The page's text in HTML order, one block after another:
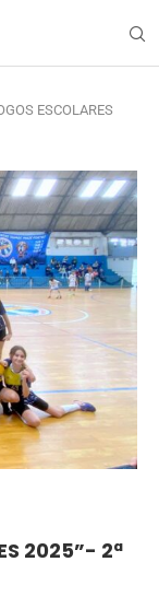
ESCOLARES
2025”- 2ª